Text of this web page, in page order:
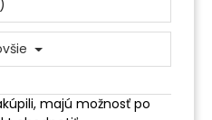
majú možnosť po